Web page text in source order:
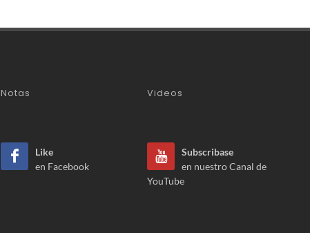
Notas Videos
Like
en Facebook
Subscribase
en nuestro Canal de
YouTube